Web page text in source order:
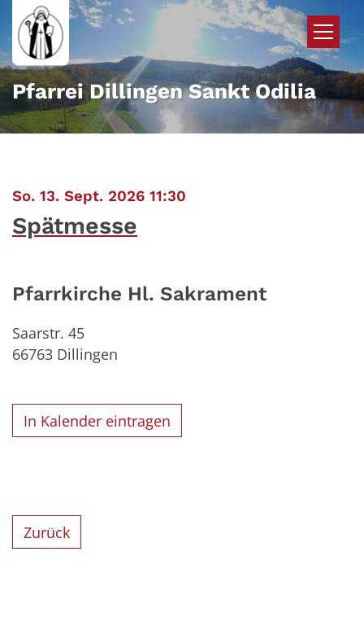
Zum Inhalt springen
Pfarrei Dillingen Sankt Odilia
So. 13. Sept. 2026 11:30
Spätmesse
Pfarrkirche Hl. Sakrament
Saarstr. 45
66763 Dillingen
In Kalender eintragen
Zurück